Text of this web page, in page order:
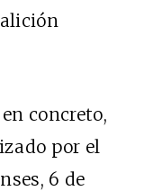
concreto,
por el
6 de